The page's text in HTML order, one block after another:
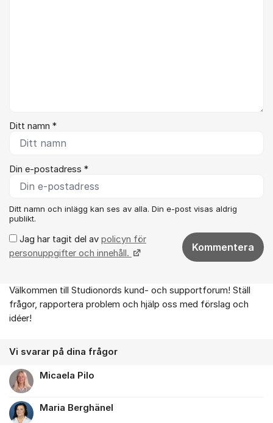
Ditt namn *
Din e-postadress *
Ditt namn och inlägg kan ses av alla. Din e-post visas aldrig
publikt.
Jag har tagit del av policyn för
personuppgifter och innehåll.
Kommentera
Om forumet
Välkommen till Studionords kund- och supportforum! Ställ
frågor, rapportera problem och hjälp oss med förslag och
idéer!
Vi svarar på dina frågor
Micaela Pilo
Maria Berghänel